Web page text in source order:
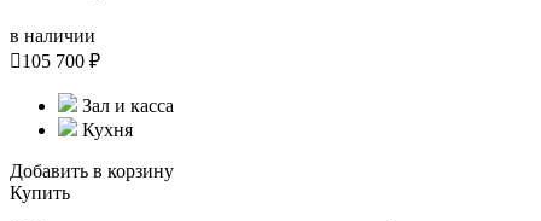
в наличии
105 700 ₽
Зал и касса
Кухня
Добавить в корзину
Купить